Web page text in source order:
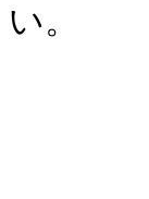
い。